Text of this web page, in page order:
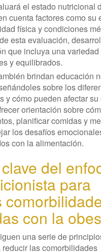
el estado nutricional
cuenta factores como su
física y condiciones
esta evaluación,
que incluya una variedad
y equilibrados.
brindan educación
sobre los
y cómo pueden afectar su
orientación sobre
planificar comidas y
los desafíos
con la alimentación.
del
para
con la
una serie de
las comorbilidades